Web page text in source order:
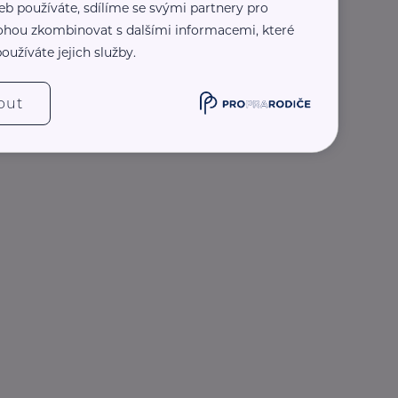
používáte, sdílíme se svými partnery pro
zkombinovat s dalšími informacemi, které
jejich služby.